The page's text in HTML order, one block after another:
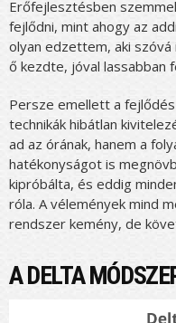
Erőfejlesztésben
fejlődni, mint ahogy az
olyan edzettem, aki
ő kezdte, jóval lassabban
Persze emellett a
technikák hibátlan
ad az órának, hanem a
hatékonyságot is
kipróbálta, és eddig
róla. A vélemények mind
rendszer kemény, de
A DELTA